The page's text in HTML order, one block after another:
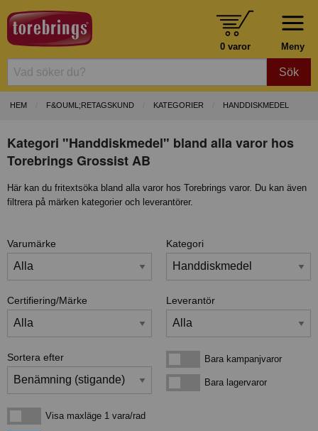
Meny
0 varor
Sök
HEM F&OUML;RETAGSKUND KATEGORIER HANDDISKMEDEL
Kategori "Handdiskmedel" bland alla varor hos
Torebrings Grossist AB
Här kan du fritextsöka bland alla varor hos Torebrings varor. Du kan även
filtrera på märken kategorier och leverantörer.
Varumärke Kategori
Certifiering/Märke Leverantör
Sortera efter Bara kampanjvarorBara kampanjvaror
Bara lagervarorBara lagervaror
Visa maxläge 1 vara/rad
Visa maxläge 1 vara/rad